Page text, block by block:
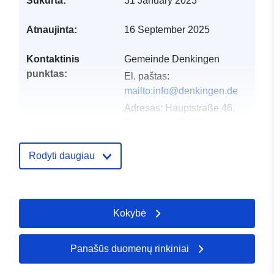
Atnaujinta: 16 September 2025
Kontaktinis
punktas:
Gemeinde Denkingen
El. paštas:
mailto:info@denkingen.de
Adresas: Hauptstraße 46,
Katalogo įrašas: Pridėta prie duomenų.europa.eu:
2026
Atnaujinta informacija apie
26 April 2026
Rodyti daugiau
Kokybė
Panašūs duomenų rinkiniai